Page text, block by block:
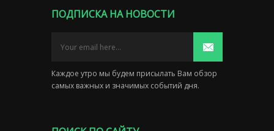
ПОДПИСКА НА НОВОСТИ
Каждое утро мы будем присылать Вам обзор
самых важных и значимых событий дня.